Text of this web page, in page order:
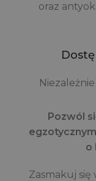
oraz
Pozwól
o
Zasmakuj się